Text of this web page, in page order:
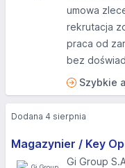
umowa
rekrutacja
praca od
bez
Szybkie
Magazynier / Key
Gi Group
Dodana 4 sierpnia